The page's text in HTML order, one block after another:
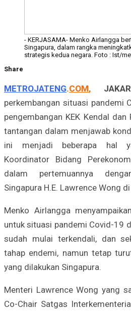
- KERJASAMA- Menko Airlangga
Singapura, dalam rangka
strategis kedua negara. Foto : Ist/
Share
METROJATENG.COM,
perkembangan situasi pandemi
pengembangan KEK Kendal dan
tantangan dalam menjawab
ini menjadi beberapa hal
Koordinator Bidang
dalam pertemuannya
Singapura H.E. Lawrence Wong
Menko Airlangga
untuk situasi pandemi Covid-19
sudah mulai terkendali, dan
tahap endemi, namun tetap
yang dilakukan Singapura.
Menteri Lawrence Wong yang
Co-Chair Satgas